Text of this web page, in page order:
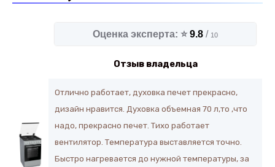
Оценка эксперта: ⭐ 9.8 / 10
Отзыв владельца
Отлично работает, духовка печет прекрасно,
дизайн нравится. Духовка объемная 70 л,то ,что
надо, прекрасно печет. Тихо работает
вентилятор. Температура выставляется точно.
Быстро нагревается до нужной температуры, за